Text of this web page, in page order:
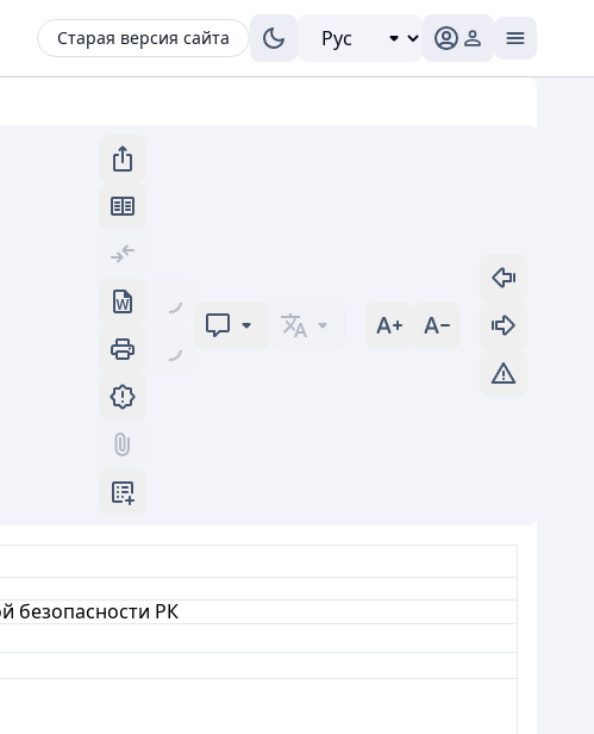
Старая версия сайта
безопасности РК